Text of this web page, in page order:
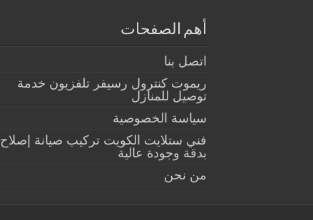
أهم الصفحات
اتصل بنا
ريموت كنترول رسيفر تلفزيون خدمة
توصيل للمنازل
سياسة الخصوصية
فني ستلايت الكويت تركيب صيانة إصلاح
بدقة وجودة عالية
من نحن